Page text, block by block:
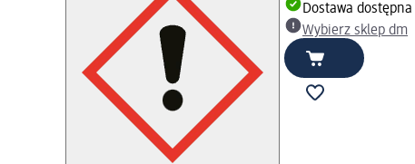
Dostawa dostępna
Wybierz sklep dm